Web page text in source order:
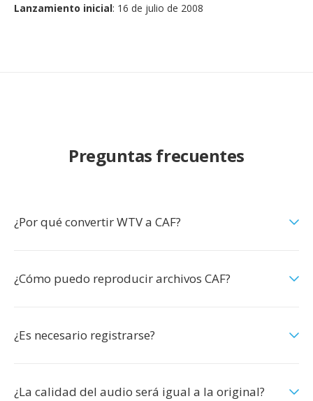
Lanzamiento inicial: 16 de julio de 2008
Preguntas frecuentes
¿Por qué convertir WTV a CAF?
¿Cómo puedo reproducir archivos CAF?
¿Es necesario registrarse?
¿La calidad del audio será igual a la original?